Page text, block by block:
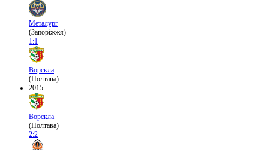
Металург
(Запоріжжя)
1:1
Ворскла
(Полтава)
2015
Ворскла
(Полтава)
2:2